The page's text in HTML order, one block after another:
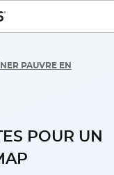
PAUVRE EN
POUR UN